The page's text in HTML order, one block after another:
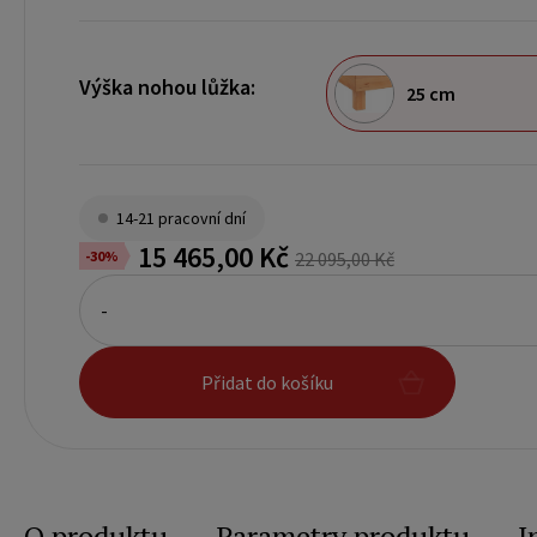
Výška nohou lůžka: 25 cm
14-21 pracovní dní
-30% 15 465,00 Kč 22 095,00 Kč
-
Přidat do košíku